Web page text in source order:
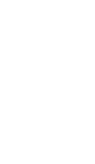
Sonnenschirme